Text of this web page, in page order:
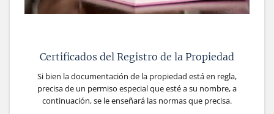
Certificados del Registro de la Propiedad
Si bien la documentación de la propiedad está en regla,
precisa de un permiso especial que esté a su nombre, a
continuación, se le enseñará las normas que precisa.